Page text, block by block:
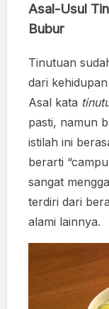
Asal-Usul
Bubur
Tinutuan
dari
Asal kata
pasti, namun
istilah ini
berarti
sangat
terdiri dari
alami lainnya.